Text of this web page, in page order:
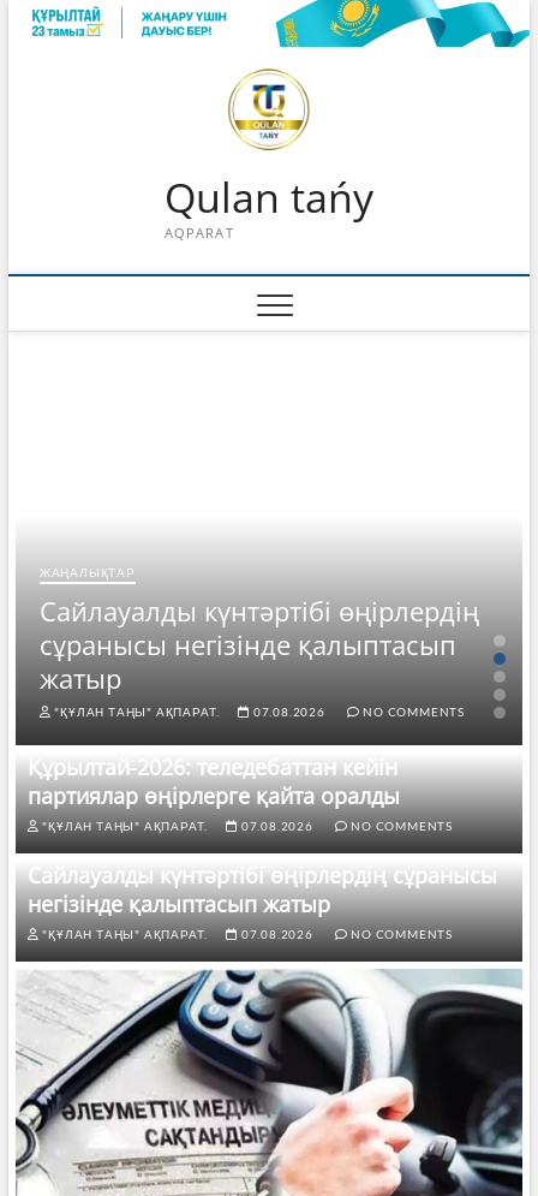
Skip
Qulan tańy
AQPARAT
ЖАҢАЛЫҚТАР
Сайлауалды күнтәртібі өңірлердің
сұранысы негізінде қалыптасып
жатыр
"ҚҰЛАН ТАҢЫ" АҚПАРАТ. 07.08.2026 NO COMMENTS
Құрылтай-2026: теледебаттан кейін
партиялар өңірлерге қайта оралды
"ҚҰЛАН ТАҢЫ" АҚПАРАТ. 07.08.2026 NO COMMENTS
Сайлауалды күнтәртібі өңірлердің сұранысы
негізінде қалыптасып жатыр
"ҚҰЛАН ТАҢЫ" АҚПАРАТ. 07.08.2026 NO COMMENTS